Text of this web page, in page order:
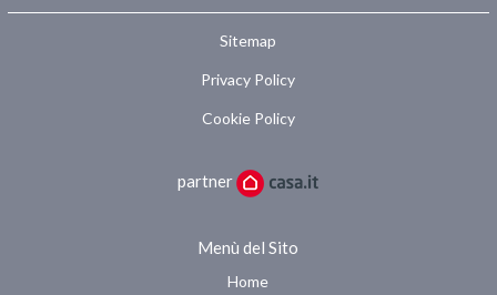
Sitemap
Privacy Policy
Cookie Policy
partner
Menù del Sito
Home